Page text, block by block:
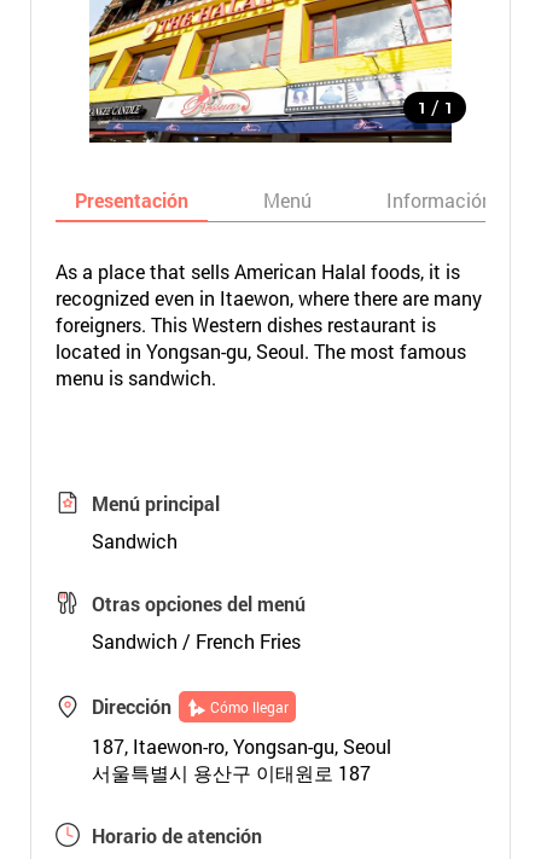
1 / 1
Presentación Menú Información
As a place that sells American Halal foods, it is
recognized even in Itaewon, where there are many
foreigners. This Western dishes restaurant is
located in Yongsan-gu, Seoul. The most famous
menu is sandwich.
Menú principal
Sandwich
Otras opciones del menú
Sandwich / French Fries
Dirección Cómo llegar
187, Itaewon-ro, Yongsan-gu, Seoul
서울특별시 용산구 이태원로 187
Horario de atención